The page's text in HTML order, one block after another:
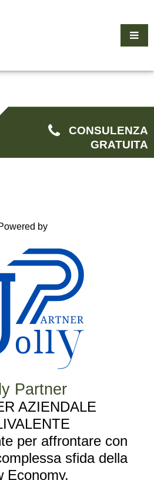
CONSULENZA
GRATUITA
by
Partner
AZIENDALE
per affrontare con
sfida della
Economy.